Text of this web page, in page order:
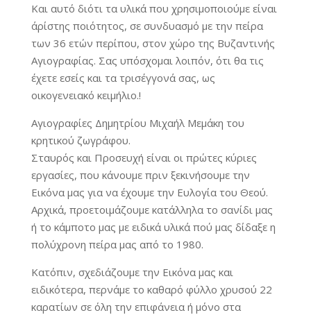
Και αυτό διότι τα υλικά που χρησιμοποιούμε είναι
άρίστης ποιότητος, σε συνδυασμό με την πείρα
των 36 ετών περίπου, στον χώρο της Βυζαντινής
Αγιογραφίας. Σας υπόσχομαι λοιπόν, ότι θα τις
έχετε εσείς και τα τρισέγγονά σας, ως
οικογενειακό κειμήλιο.!
Αγιογραφίες Δημητρίου Μιχαήλ Μεμάκη του
κρητικού ζωγράφου.
Σταυρός και Προσευχή είναι οι πρώτες κύριες
εργασίες, που κάνουμε πριν ξεκινήσουμε την
Εικόνα μας για να έχουμε την Ευλογία του Θεού.
Αρχικά, προετοιμάζουμε κατάλληλα το σανίδι μας
ή το κάμποτο μας με ειδικά υλικά πού μας δίδαξε η
πολύχρονη πείρα μας από το 1980.
Κατόπιν, σχεδιάζουμε την Εικόνα μας και
ειδικότερα, περνάμε το καθαρό φύλλο χρυσού 22
καρατίων σε όλη την επιφάνεια ή μόνο στα